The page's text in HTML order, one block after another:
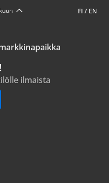
FI / EN
ilmaista